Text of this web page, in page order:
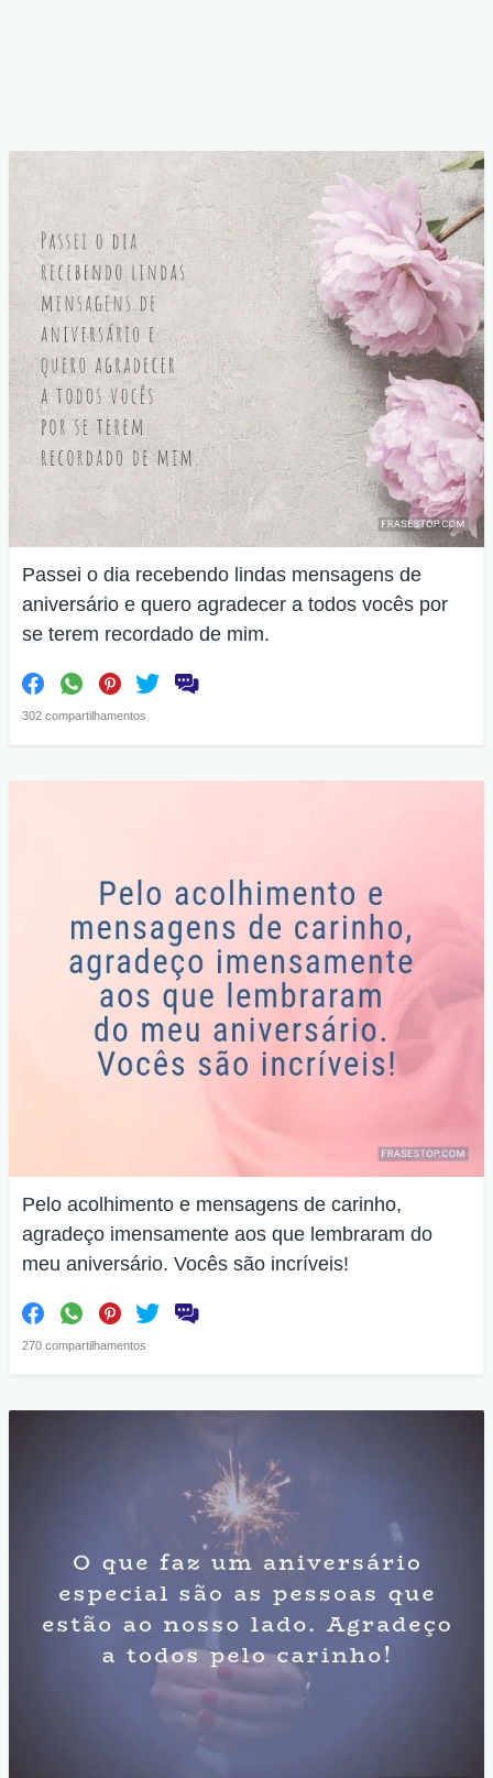
Passei o dia recebendo lindas mensagens de
aniversário e quero agradecer a todos vocês por
se terem recordado de mim.
302 compartilhamentos
Pelo acolhimento e mensagens de carinho,
agradeço imensamente aos que lembraram do
meu aniversário. Vocês são incríveis!
270 compartilhamentos